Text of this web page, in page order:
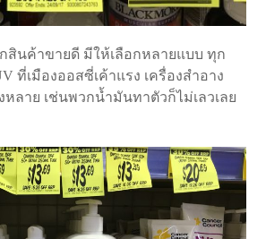
สินค้าขายดี มีให้เลือกหลายแบบ ทุก
ที่เมืองออสซี่เค้าแรง เครื่องสำอาง
ลาย เช่นพวกน้ำมันทาตัวก็ไม่เลวเลย